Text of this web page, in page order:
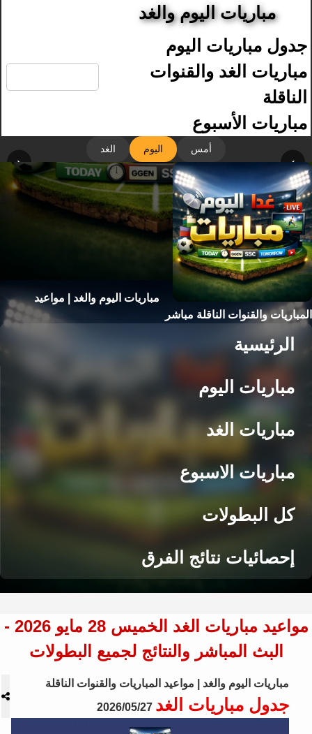
مباريات اليوم والغد
جدول مباريات اليوم
مباريات الغد والقنوات
الناقلة
مباريات الأسبوع
أمس اليوم الغد
‹ ›
مباريات اليوم والغد | مواعيد
المباريات والقنوات الناقلة مباشر
الرئيسية
مباريات اليوم
مباريات الغد
مباريات الاسبوع
كل البطولات
إحصائيات نتائج الفرق
مواعيد مباريات الغد الخميس 28 مايو 2026 -
البث المباشر والنتائج لجميع البطولات
مباريات اليوم والغد | مواعيد المباريات والقنوات الناقلة
جدول مباريات الغد 2026/05/27